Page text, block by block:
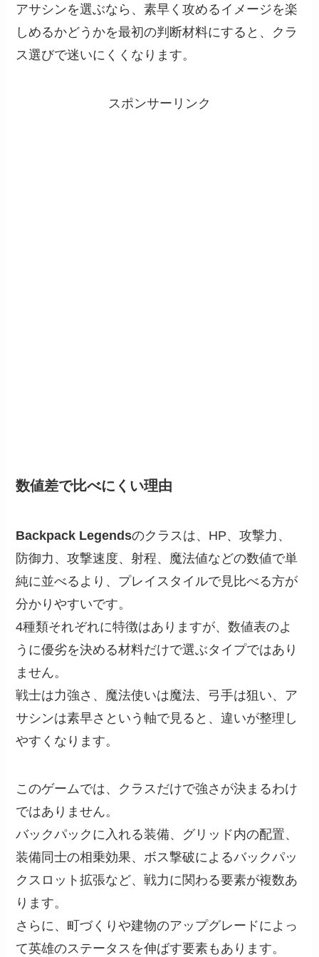
アサシンを選ぶなら、素早く攻めるイメージを楽
しめるかどうかを最初の判断材料にすると、クラ
ス選びで迷いにくくなります。
スポンサーリンク
数値差で比べにくい理由
Backpack Legendsのクラスは、HP、攻撃力、
防御力、攻撃速度、射程、魔法値などの数値で単
純に並べるより、プレイスタイルで見比べる方が
分かりやすいです。
4種類それぞれに特徴はありますが、数値表のよ
うに優劣を決める材料だけで選ぶタイプではあり
ません。
戦士は力強さ、魔法使いは魔法、弓手は狙い、ア
サシンは素早さという軸で見ると、違いが整理し
やすくなります。
このゲームでは、クラスだけで強さが決まるわけ
ではありません。
バックパックに入れる装備、グリッド内の配置、
装備同士の相乗効果、ボス撃破によるバックパッ
クスロット拡張など、戦力に関わる要素が複数あ
ります。
さらに、町づくりや建物のアップグレードによっ
て英雄のステータスを伸ばす要素もあります。